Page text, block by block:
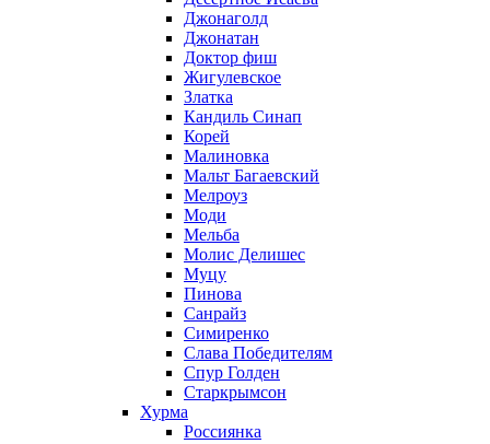
Джонаголд
Джонатан
Доктор фиш
Жигулевское
Златка
Кандиль Синап
Корей
Малиновка
Мальт Багаевский
Мелроуз
Моди
Мельба
Молис Делишес
Муцу
Пинова
Санрайз
Симиренко
Слава Победителям
Спур Голден
Старкрымсон
Хурма
Россиянка